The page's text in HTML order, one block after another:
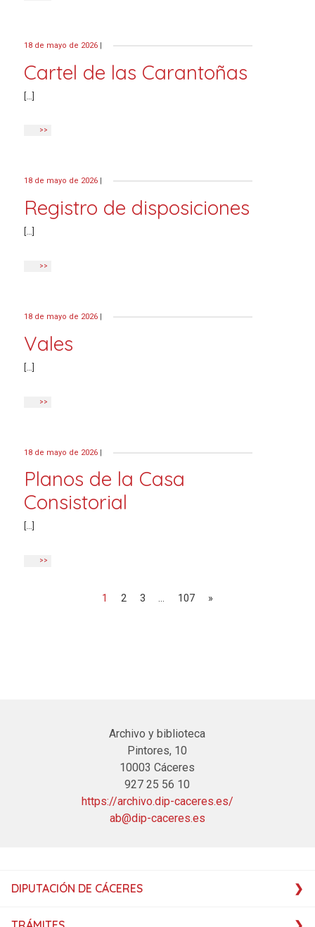
18 de mayo de 2026 |
Cartel de las Carantoñas
[…]
>>
18 de mayo de 2026
Registro de disposiciones
[…]
>>
18 de mayo de 2026 |
Vales
>>
18 de mayo de 2026 |
Planos de la Casa
Consistorial
[…]
>>
Navegación de
1 2 3 … 107 »
Archivo y biblioteca
Pintores, 10
10003 Cáceres
927 25 56 10
https://archivo.dip-caceres.es/
ab@dip-caceres.es
DIPUTACIÓN DE CÁCERES